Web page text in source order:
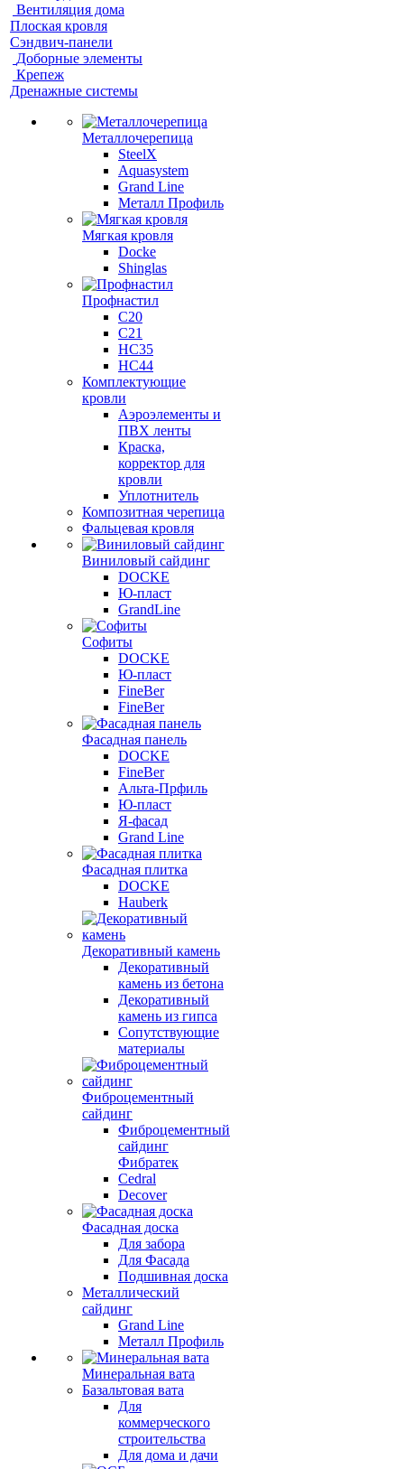
Вентиляция дома
Плоская кровля
Сэндвич-панели
Доборные элементы
Крепеж
Дренажные системы
Металлочерепица
SteelX
Aquasystem
Grand Line
Металл Профиль
Мягкая кровля
Docke
Shinglas
Профнастил
C20
C21
НС35
НС44
Комплектующие
кровли
Аэроэлементы и
ПВХ ленты
Краска,
корректор для
кровли
Уплотнитель
Композитная черепица
Фальцевая кровля
Виниловый сайдинг
DOCKE
Ю-пласт
GrandLine
Софиты
DOCKE
Ю-пласт
FineBer
FineBer
Фасадная панель
DOCKE
FineBer
Альта-Прфиль
Ю-пласт
Я-фасад
Grand Line
Фасадная плитка
DOCKE
Hauberk
Декоративный камень
Декоративный
камень из бетона
Декоративный
камень из гипса
Сопутствующие
материалы
Фиброцементный
сайдинг
Фиброцементный
сайдинг
Фибратек
Cedral
Decover
Фасадная доска
Для забора
Для Фасада
Подшивная доска
Металлический
сайдинг
Grand Line
Металл Профиль
Минеральная вата
Базальтовая вата
Для
коммерческого
строительства
Для дома и дачи